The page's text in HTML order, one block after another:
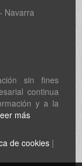
Navarra
sin fines
continua
y a la
más
de cookies |